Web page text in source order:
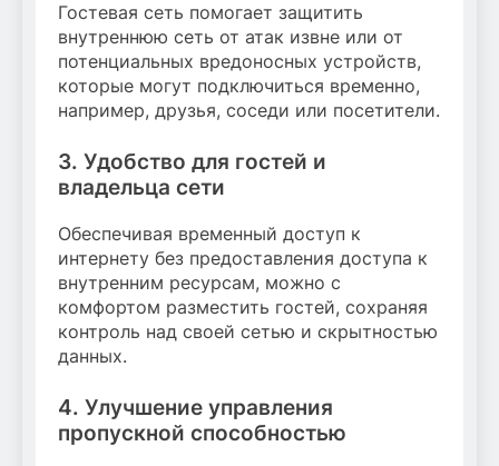
Гостевая сеть помогает защитить
внутреннюю сеть от атак извне или от
потенциальных вредоносных устройств,
которые могут подключиться временно,
например, друзья, соседи или посетители.
3. Удобство для гостей и
владельца сети
Обеспечивая временный доступ к
интернету без предоставления доступа к
внутренним ресурсам, можно с
комфортом разместить гостей, сохраняя
контроль над своей сетью и скрытностью
данных.
4. Улучшение управления
пропускной способностью